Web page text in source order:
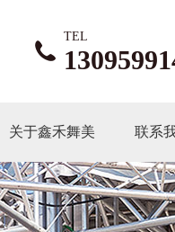
TEL
关于鑫禾舞美 联系